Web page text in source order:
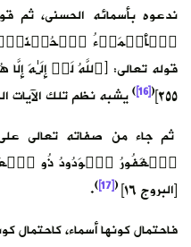
ندعوه بأسمائه الحسنى، ثم
ٱلۡأَسۡمَاۤءُ
قوله تعالى: ﴿ٱللَّهُ لَاۤ
٢٥٥](
[16]
)يشبه نظم تلك الآيات
ثم جاء من صفاته تعالى
ٱلۡغَفُورُ ٱلۡوَدُودُ ذُو
[البروج ١٦]
(
[17]
)
.
فاحتمال كونها أسماء، كاحتمال